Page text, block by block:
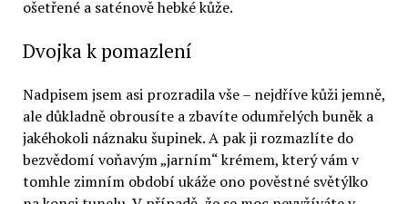
ošetřené a saténově hebké kůže.
Dvojka k pomazlení
Nadpisem jsem asi prozradila vše – nejdříve kůži jemně,
ale důkladně obrousíte a zbavíte odumřelých buněk a
jakéhokoli náznaku šupinek. A pak ji rozmazlíte do
bezvědomí voňavým „jarním“ krémem, který vám v
tomhle zimním období ukáže ono pověstné světýlko